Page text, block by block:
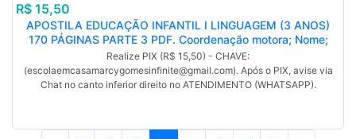
R$ 15,50
APOSTILA EDUCAÇÃO INFANTIL I LINGUAGEM (3 ANOS)
170 PÁGINAS PARTE 3 PDF. Coordenação motora; Nome;
Letras O; Letra U; Cantigas; Adivinha; Poema. Com
Habilidades da BNCC. (MP).
Realize PIX (R$ 15,50) - CHAVE:
(escolaemcasamarcygomesinfinite@gmail.com). Após o PIX, avise via
Chat no canto inferior direito no ATENDIMENTO (WHATSAPP).